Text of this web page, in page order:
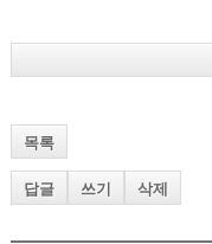
목록
답글 쓰기 삭제